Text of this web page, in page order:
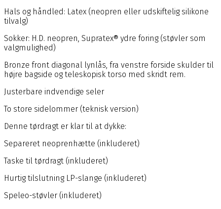
Hals og håndled: Latex (neopren eller udskiftelig silikone
tilvalg)
Sokker: H.D. neopren, Supratex® ydre foring (støvler som
valgmulighed)
Bronze front diagonal lynlås, fra venstre forside skulder til
højre bagside og teleskopisk torso med skridt rem.
Justerbare indvendige seler
To store sidelommer (teknisk version)
Denne tørdragt er klar til at dykke:
Separeret neoprenhætte (inkluderet)
Taske til tørdragt (inkluderet)
Hurtig tilslutning LP-slange (inkluderet)
Speleo-støvler (inkluderet)